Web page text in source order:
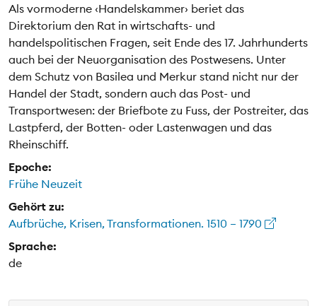
Als vormoderne ‹Handelskammer› beriet das
Direktorium den Rat in wirtschafts- und
handelspolitischen Fragen, seit Ende des 17. Jahrhunderts
auch bei der Neuorganisation des Postwesens. Unter
dem Schutz von Basilea und Merkur stand nicht nur der
Handel der Stadt, sondern auch das Post- und
Transportwesen: der Briefbote zu Fuss, der Postreiter, das
Lastpferd, der Botten- oder Lastenwagen und das
Rheinschiff.
Epoche:
Frühe Neuzeit
Gehört zu:
Aufbrüche, Krisen, Transformationen. 1510 – 1790
Sprache:
de